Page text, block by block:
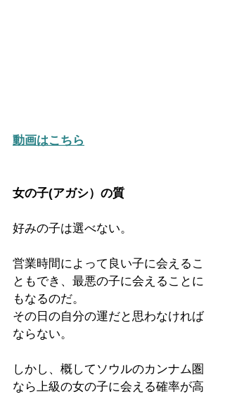
動画はこちら
女の子(アガシ）の質
好みの子は選べない。
営業時間によって良い子に会えるこ
ともでき、最悪の子に会えることに
もなるのだ。
その日の自分の運だと思わなければ
ならない。
しかし、概してソウルのカンナム圏
なら上級の女の子に会える確率が高